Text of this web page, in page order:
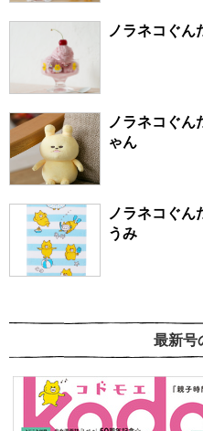
ノラネコぐ
ゃん
ノラネコぐ
うみ
最新号